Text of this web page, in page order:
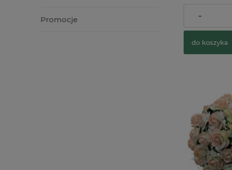
Promocje 5,90 zł
-
do koszyka